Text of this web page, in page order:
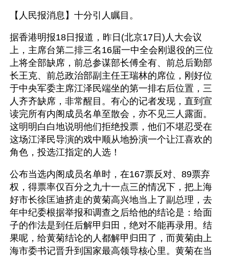
【人民报消息】十分引人瞩目。
据香港明报18日报道，昨日(北京17日)人大会议
上，主席台第二排三名16届一中全会刚退役的三位
上将全部缺席，前总参谋部长傅全有、前总后勤部
长王克、前总政治部副主任王瑞林的席位，刚好位
于中央军委主席江泽民端坐的第一排右后位置，三
人齐齐缺席，非常醒目。有心的记者发现，直到宣
读完所有内阁成员名单至散会，亦不见三人露面。
这明明白白地说明他们拒绝投票，他们不堪忍受在
这场江泽民导演的戏中顺从地扮演一个让江喜欢的
角色，投选江指定的人选！
公布当选内阁成员名单时，在167票反对、89票弃
权，得票率仅百分之九十一点三的情况下，把上海
好市长徐匡迪挤走的黄菊高兴地当上了副总理，去
年中纪委根据举报和调查之后给他的结论是：给面
子的作法是到任后解甲归田，绝对不能再录用。结
果呢，给黄菊结论的人都解甲归田了，而黄菊由上
海市委书记晋升到国家最高领导核心里。黄菊在当